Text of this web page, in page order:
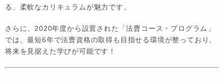
る、柔軟なカリキュラムが魅力です。
さらに、2020年度から設置された「法曹コース・プログラム」
では、最短6年で法曹資格の取得も目指せる環境が整っており、
将来を見据えた学びが可能です！